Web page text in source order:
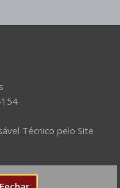
Técnico pelo Site
cada vez mais